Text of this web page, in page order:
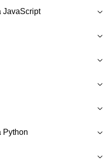
JavaScript
Python